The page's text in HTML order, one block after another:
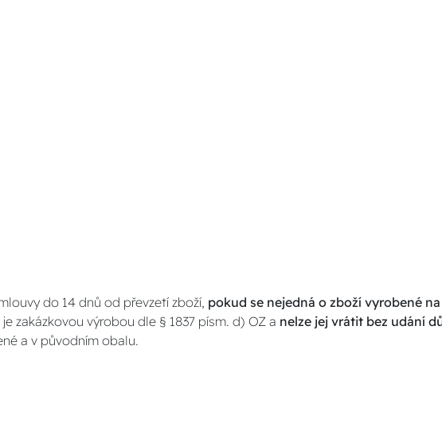
do 14 dnů od převzetí zboží, pokud se nejedná o zboží vyrobené
je zakázkovou výrobou dle § 1837 písm. d) OZ a nelze jej vrátit bez udání
a v původním obalu.